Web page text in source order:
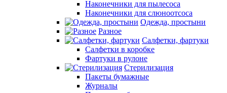
Наконечники для пылесоса
Наконечники для слюноотсоса
Одежда, простыни
Разное
Салфетки, фартуки
Салфетки в коробке
Фартуки в рулоне
Стерилизация
Пакеты бумажные
Журналы